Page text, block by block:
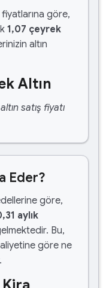
göre,
1,07 çeyrek
altın
Altın
satış fiyatı
Eder?
göre,
aylık
Bu,
göre ne